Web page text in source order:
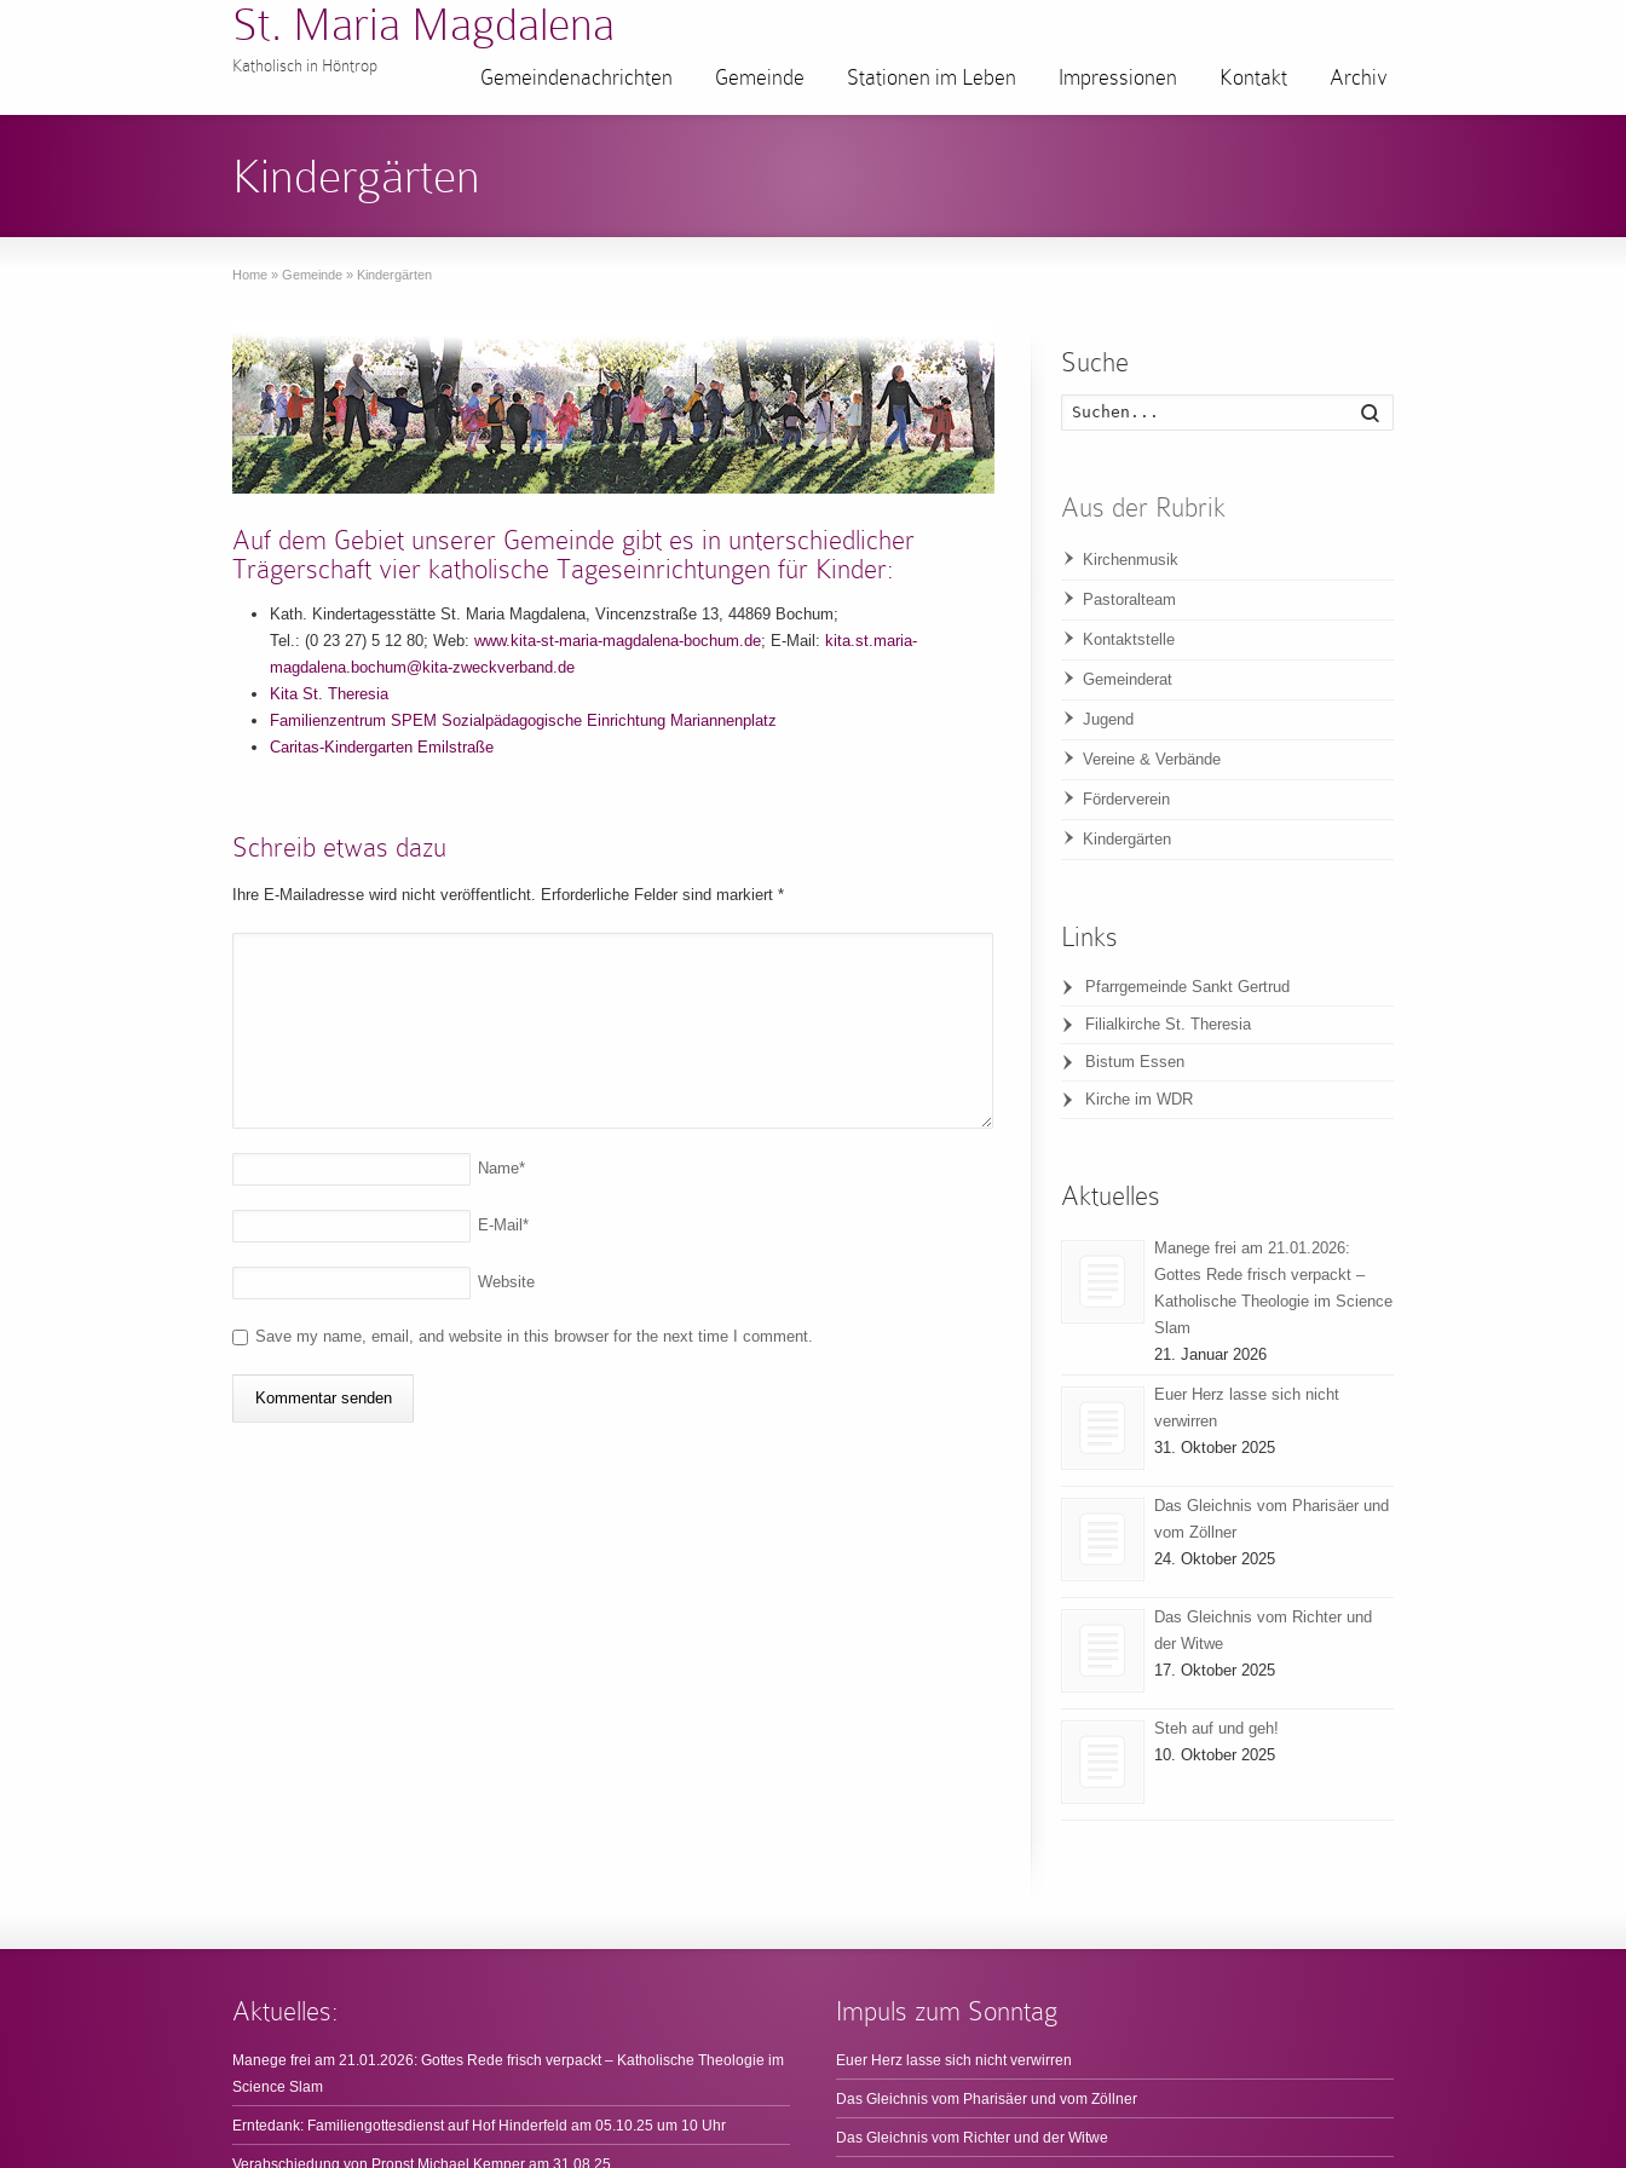
St. Maria Magdalena
Katholisch in Höntrop Gemeindenachrichten Gemeinde Stationen im Leben Impressionen Kontakt Archiv
Kindergärten
Home » Gemeinde » Kindergärten
Auf dem Gebiet unserer Gemeinde gibt es in unterschiedlicher
Trägerschaft vier katholische Tageseinrichtungen für Kinder:
Kath. Kindertagesstätte St. Maria Magdalena, Vincenzstraße 13, 44869 Bochum;
Tel.: (0 23 27) 5 12 80; Web: www.kita-st-maria-magdalena-bochum.de; E-Mail: kita.st.maria-
magdalena.bochum@kita-zweckverband.de
Kita St. Theresia
Familienzentrum SPEM Sozialpädagogische Einrichtung Mariannenplatz
Caritas-Kindergarten Emilstraße
Schreib etwas dazu
Ihre E-Mailadresse wird nicht veröffentlicht. Erforderliche Felder sind markiert *
Name*
E-Mail*
Website
Save my name, email, and website in this browser for the next time I comment.
Suche
Aus der Rubrik
Kirchenmusik
Pastoralteam
Kontaktstelle
Gemeinderat
Jugend
Vereine & Verbände
Förderverein
Kindergärten
Links
Pfarrgemeinde Sankt Gertrud
Filialkirche St. Theresia
Bistum Essen
Kirche im WDR
Aktuelles
Manege frei am 21.01.2026:
Gottes Rede frisch verpackt –
Katholische Theologie im Science
Slam
21. Januar 2026
Euer Herz lasse sich nicht
verwirren
31. Oktober 2025
Das Gleichnis vom Pharisäer und
vom Zöllner
24. Oktober 2025
Das Gleichnis vom Richter und
der Witwe
17. Oktober 2025
Steh auf und geh!
10. Oktober 2025
Aktuelles:
Manege frei am 21.01.2026: Gottes Rede frisch verpackt – Katholische Theologie im
Science Slam
Erntedank: Familiengottesdienst auf Hof Hinderfeld am 05.10.25 um 10 Uhr
Verabschiedung von Propst Michael Kemper am 31.08.25
Impuls zum Sonntag
Euer Herz lasse sich nicht verwirren
Das Gleichnis vom Pharisäer und vom Zöllner
Das Gleichnis vom Richter und der Witwe